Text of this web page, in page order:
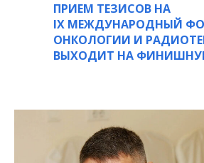
ПРИЕМ ТЕЗИСОВ НА
IX МЕЖДУНАРОДНЫЙ
ОНКОЛОГИИ И
ВЫХОДИТ НА